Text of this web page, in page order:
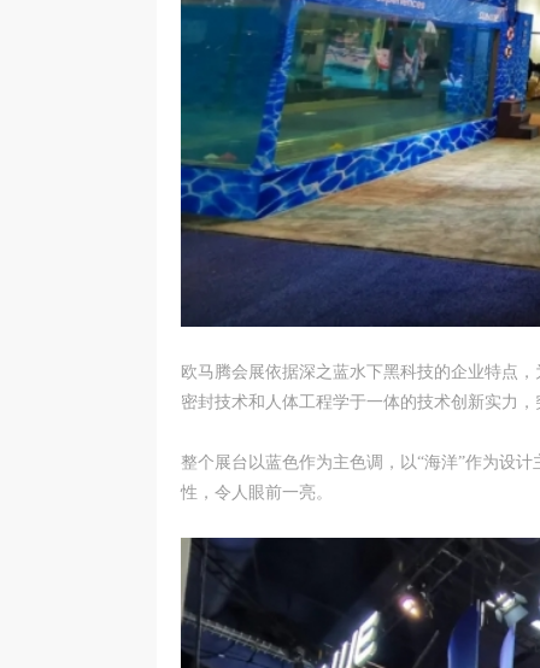
欧马腾会展依据深之蓝水下黑科技的企业特点
密封技术和人体工程学于一体的技术创新实力
整个展台以蓝色作为主色调，以“海洋”作为设
性，令人眼前一亮。